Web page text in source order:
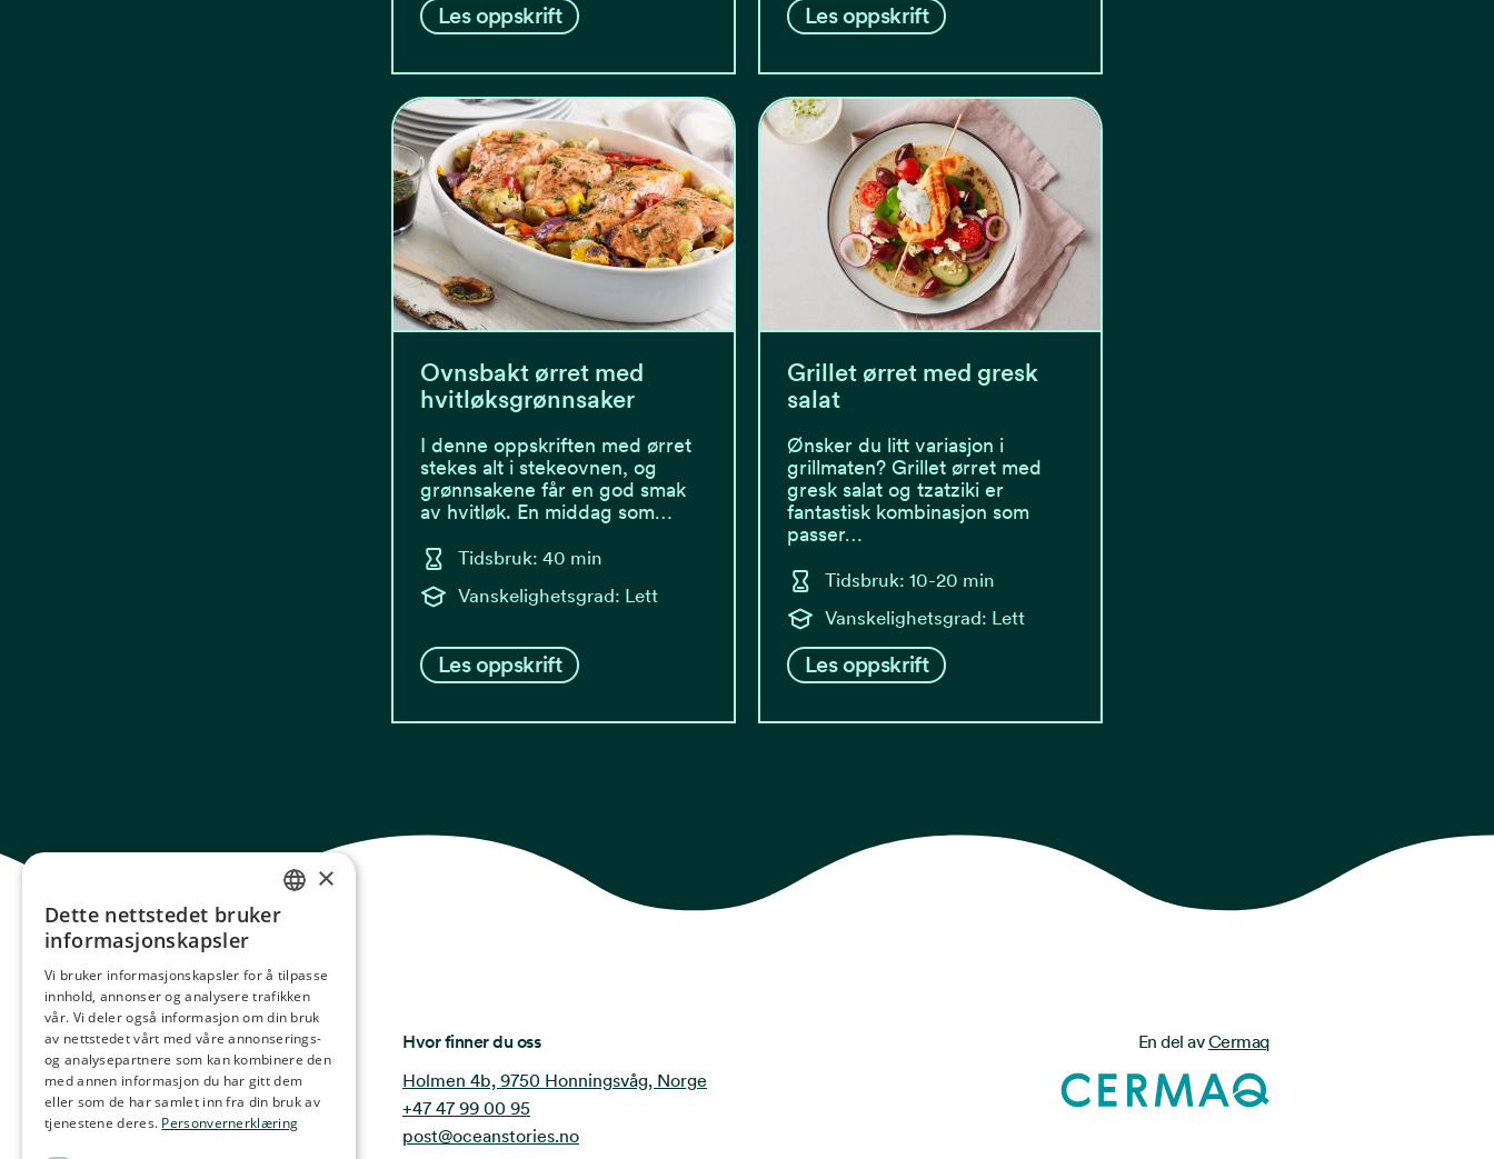
Les oppskrift Les oppskrift
Ovnsbakt ørret med
hvitløksgrønnsaker
I denne oppskriften med ørret
stekes alt i stekeovnen, og
grønnsakene får en god smak
av hvitløk. En middag som…
Tidsbruk: 40 min
Vanskelighetsgrad: Lett
Les oppskrift
Grillet ørret med gresk
salat
Ønsker du litt variasjon i
grillmaten? Grillet ørret med
gresk salat og tzatziki er
fantastisk kombinasjon som
passer…
Tidsbruk: 10-20 min
Vanskelighetsgrad: Lett
Les oppskrift
Ocean Stories
Hvor finner du oss
Holmen 4b, 9750 Honningsvåg, Norge
+47 47 99 00 95
post@oceanstories.no
En del avCermaq
NORWEGIAN
GERMAN
FRENCH
SPANISH
FINNISH
×
Dette nettstedet bruker
informasjonskapsler
Vi bruker informasjonskapsler for å tilpasse
innhold, annonser og analysere trafikken
vår. Vi deler også informasjon om din bruk
av nettstedet vårt med våre annonserings-
og analysepartnere som kan kombinere den
med annen informasjon du har gitt dem
eller som de har samlet inn fra din bruk av
tjenestene deres. Personvernerklæring